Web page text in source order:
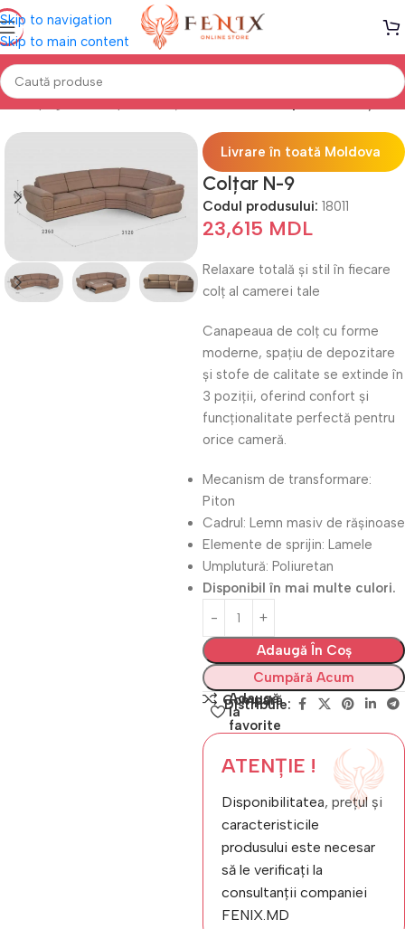
Skip to navigation
Skip to main content
Prima pagină Canapele, Colțare & Fotolii Canapele de Colț
Livrare în toată Moldova
Colțar N-9
Codul produsului: 18011
23,615 MDL
Relaxare totală și stil în fiecare
colț al camerei tale
Canapeaua de colț cu forme
moderne, spațiu de depozitare
și stofe de calitate se extinde în
3 poziții, oferind confort și
funcționalitate perfectă pentru
orice cameră.
Mecanism de transformare:
Piton
Cadrul: Lemn masiv de rășinoase
Elemente de sprijin: Lamele
Umplutură: Poliuretan
Disponibil în mai multe culori.
Adaugă În Coș
Cumpără Acum
Compară
Adaugă
la
favorite
Distribuie:
ATENȚIE !
Disponibilitatea, prețul și
caracteristicile
produsului este necesar
să le verificați la
consultanții companiei
FENIX.MD